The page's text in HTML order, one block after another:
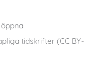
tidskrifter (CC BY-